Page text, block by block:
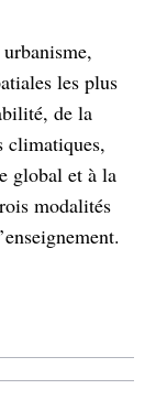
les plus
de la
climatiques,
global et à la
modalités